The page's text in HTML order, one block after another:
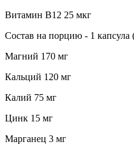
Витамин B12 25 мкг
Состав на порцию - 1
Магний 170 мг
Кальций 120 мг
Калий 75 мг
Цинк 15 мг
Марганец 3 мг